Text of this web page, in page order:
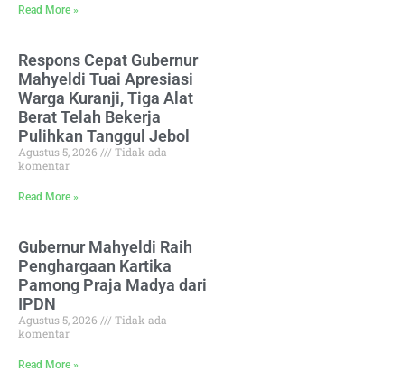
Read More »
Respons Cepat Gubernur
Mahyeldi Tuai Apresiasi
Warga Kuranji, Tiga Alat
Berat Telah Bekerja
Pulihkan Tanggul Jebol
Agustus 5, 2026
Tidak ada
komentar
Read More »
Gubernur Mahyeldi Raih
Penghargaan Kartika
Pamong Praja Madya dari
IPDN
Agustus 5, 2026
Tidak ada
komentar
Read More »